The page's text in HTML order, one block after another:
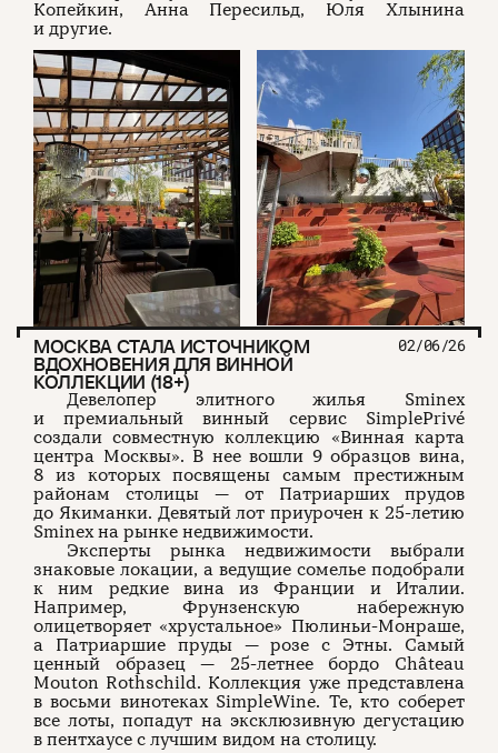
Копейкин, Анна Пересильд, Юля Хлынина
и другие.
МОСКВА СТАЛА ИСТОЧНИКОМ
ВДОХНОВЕНИЯ ДЛЯ ВИННОЙ
КОЛЛЕКЦИИ (18+)
02/06/26
Девелопер элитного жилья Sminex
и премиальный винный сервис SimplePrivé
создали совместную коллекцию «Винная карта
центра Москвы». В нее вошли 9 образцов вина,
8 из которых посвящены самым престижным
районам столицы — от Патриарших прудов
до Якиманки. Девятый лот приурочен к 25-летию
Sminex на рынке недвижимости.
Эксперты рынка недвижимости выбрали
знаковые локации, а ведущие сомелье подобрали
к ним редкие вина из Франции и Италии.
Например, Фрунзенскую набережную
олицетворяет «хрустальное» Пюлиньи-Монраше,
а Патриаршие пруды — розе с Этны. Самый
ценный образец — 25-летнее бордо Château
Mouton Rothschild. Коллекция уже представлена
в восьми винотеках SimpleWine. Те, кто соберет
все лоты, попадут на эксклюзивную дегустацию
в пентхаусе с лучшим видом на столицу.